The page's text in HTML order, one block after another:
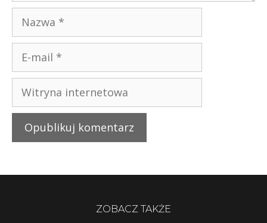
ZOBACZ TAKŻE